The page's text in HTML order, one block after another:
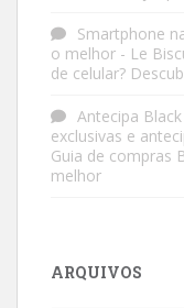
Smartphone
o melhor - Le
de celular?
Antecipa
exclusivas e
Guia de compras
melhor
ARQUIVOS